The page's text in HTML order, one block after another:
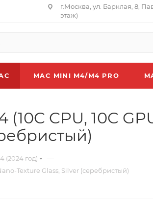
г.Москва, ул. Барклая, 8,
этаж)
MAC MINI M4/M4 PRO
CPU, 10C
(2024 год) —
Texture Glass, Silver (серебристый)